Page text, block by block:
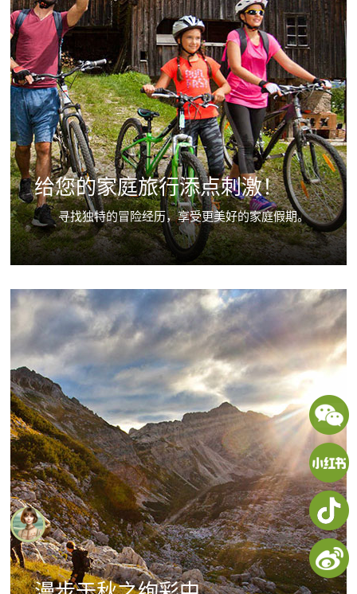
给您的家庭旅行添点刺激！
寻找独特的冒险经历，享受更美好的家庭假期。